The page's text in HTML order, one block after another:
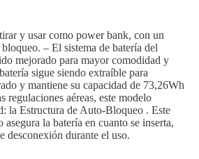
y usar como power bank, con un
– El sistema de batería del
mejorado para mayor comodidad y
sigue siendo extraíble para
y mantiene su capacidad de 73,26Wh
regulaciones aéreas, este modelo
la Estructura de Auto-Bloqueo . Este
asegura la batería en cuanto se inserta,
desconexión durante el uso.